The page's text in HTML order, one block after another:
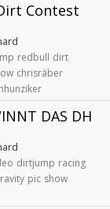
Contest
redbull dirt
chrisräber
DAS DH
dirtjump racing
pic show